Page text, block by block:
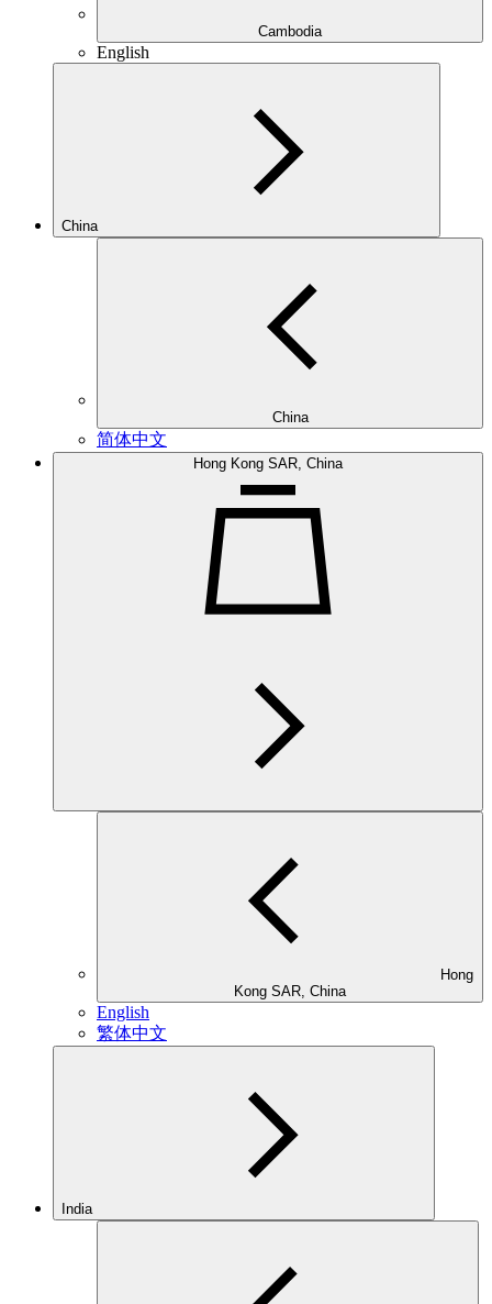
Cambodia
English
China
China
简体中文
Hong Kong SAR, China
Kong SAR, China
English
繁体中文
India